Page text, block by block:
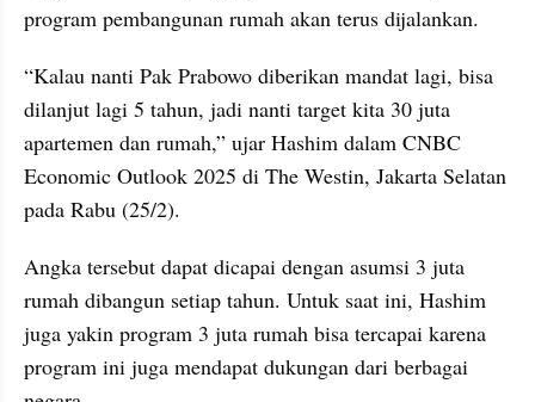
program pembangunan rumah akan terus dijalankan.
“Kalau nanti Pak Prabowo diberikan mandat lagi, bisa
dilanjut lagi 5 tahun, jadi nanti target kita 30 juta
apartemen dan rumah,” ujar Hashim dalam CNBC
Economic Outlook 2025 di The Westin, Jakarta Selatan
pada Rabu (25/2).
Angka tersebut dapat dicapai dengan asumsi 3 juta
rumah dibangun setiap tahun. Untuk saat ini, Hashim
juga yakin program 3 juta rumah bisa tercapai karena
program ini juga mendapat dukungan dari berbagai